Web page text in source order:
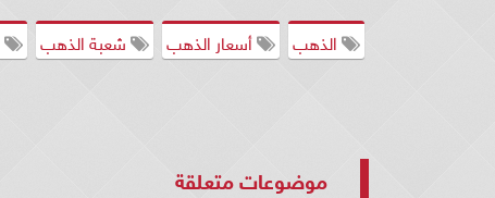
الذهب
أسعار الذهب شعبة الذهب
موضوعات متعلقة